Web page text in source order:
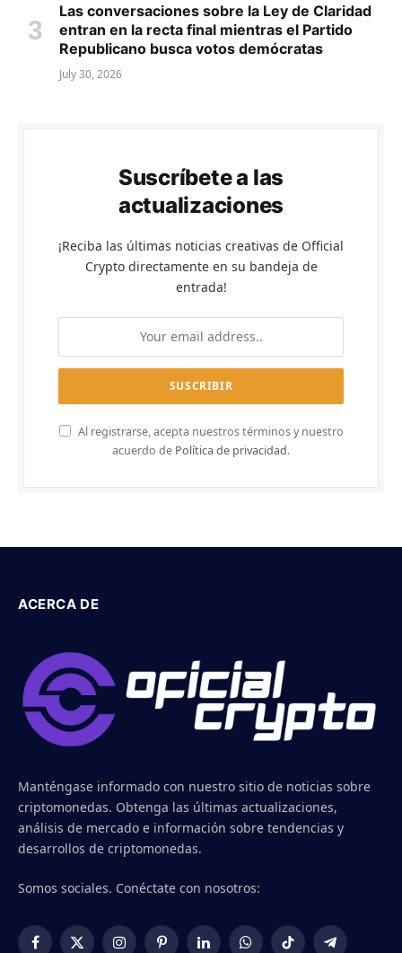
Las conversaciones sobre la Ley de Claridad
entran en la recta final mientras el Partido
Republicano busca votos demócratas
July 30, 2026
Suscríbete a las
actualizaciones
¡Reciba las últimas noticias creativas de Official
Crypto directamente en su bandeja de
entrada!
Al registrarse, acepta nuestros términos y nuestro
acuerdo de Política de privacidad.
ACERCA DE
Manténgase informado con nuestro sitio de noticias sobre
criptomonedas. Obtenga las últimas actualizaciones,
análisis de mercado e información sobre tendencias y
desarrollos de criptomonedas.
Somos sociales. Conéctate con nosotros: